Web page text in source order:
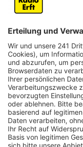
Anzeige
"Wir haben
Grund
Wenn wir mit
Freude in die Welt
unser Ziel
Da helfen wir doch
im Radio.
Anzeige